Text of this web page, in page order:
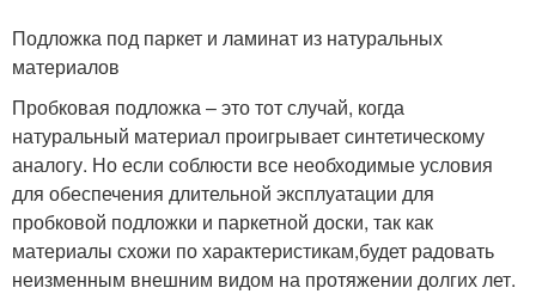
Подложка под паркет и ламинат из натуральных
материалов
Пробковая подложка – это тот случай, когда
натуральный материал проигрывает синтетическому
аналогу. Но если соблюсти все необходимые условия
для обеспечения длительной эксплуатации для
пробковой подложки и паркетной доски, так как
материалы схожи по характеристикам,будет радовать
неизменным внешним видом на протяжении долгих лет.